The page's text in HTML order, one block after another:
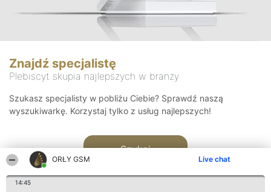
ORŁY GSM Live chat
14:45
Znajdź specjalistę
Plebiscyt skupia najlepszych w branży
Szukasz specjalisty w pobliżu Ciebie? Sprawdź naszą
wyszukiwarkę. Korzystaj tylko z usług najlepszych!
Szukaj